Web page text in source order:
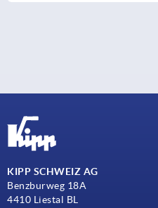
KIPP SCHWEIZ AG
Benzburweg 18A
4410 Liestal BL